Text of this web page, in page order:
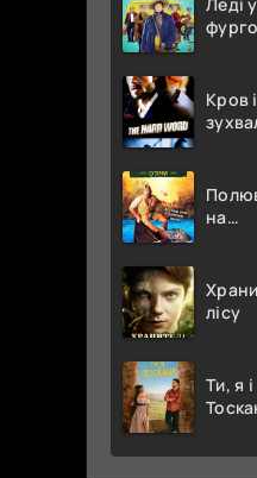
Кров і
на
лісу
Ти, я і